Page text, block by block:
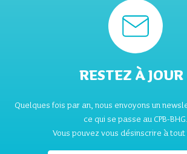
RESTEZ À JOUR
Quelques fois par an, nous envoyons un
ce qui se passe au CPB-BHG.
Vous pouvez vous désinscrire à tout